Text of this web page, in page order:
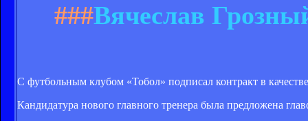
###Вячеслав
С футбольным клубом «Тобол» подписал контракт в
Кандидатура нового главного тренера была предложена